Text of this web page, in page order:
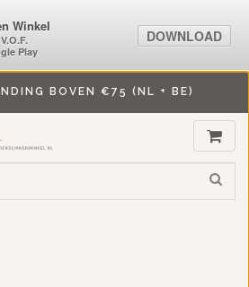
BOVEN €75 (NL + BE)
Play
DOWNLOAD
Winkel
Play
DOWNLOAD